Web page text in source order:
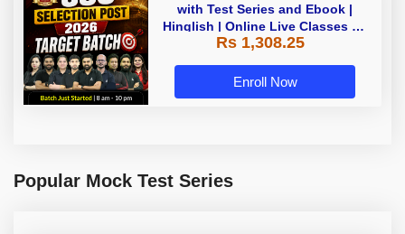
with Test Series and Ebook |
Hinglish | Online Live Classes By
Adda247
Rs 1,308.25
Enroll Now
Popular Mock Test Series